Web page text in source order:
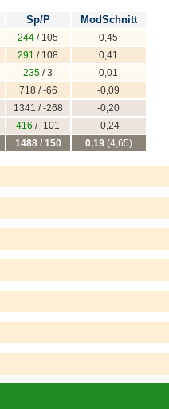
Sp/P ModSchnitt
244 / 105
0,45
291 / 108
0,41
235 / 3
0,01
718 / -66
-0,09
1341 / -268
-0,20
416 / -101
-0,24
1488 / 150 0,19(4,65)